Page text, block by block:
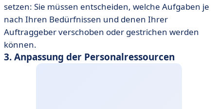
setzen: Sie müssen entscheiden, welche Aufgaben je
nach Ihren Bedürfnissen und denen Ihrer
Auftraggeber verschoben oder gestrichen werden
können.
3. Anpassung der Personalressourcen